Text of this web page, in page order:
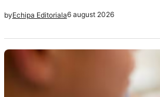
byEchipa Editoriala6 august 2026